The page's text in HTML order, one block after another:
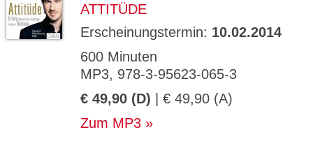
ATTITÜDE
Erscheinungstermin: 10.02.2014
600 Minuten
MP3, 978-3-95623-065-3
€ 49,90 (D) | € 49,90 (A)
Zum MP3